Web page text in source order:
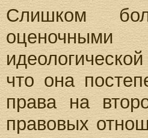
Слишком
что она
права на
правовых